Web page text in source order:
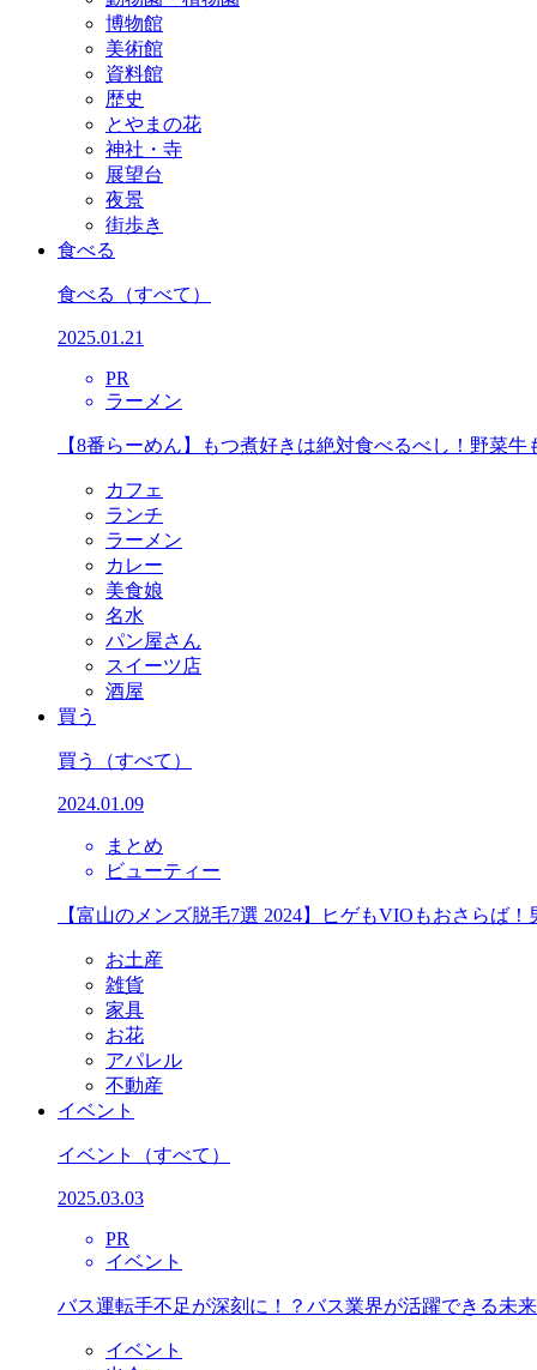
博物館
美術館
資料館
歴史
とやまの花
神社・寺
展望台
夜景
街歩き
食べる
食べる （すべて）
2025.01.21
PR
ラーメン
【8番らーめん】もつ煮好きは絶対食べるべし！野菜
カフェ
ランチ
ラーメン
カレー
美食娘
名水
パン屋さん
スイーツ店
酒屋
買う
買う （すべて）
2024.01.09
まとめ
ビューティー
【富山のメンズ脱毛7選 2024】ヒゲもVIOもおさらば
お土産
雑貨
家具
お花
アパレル
不動産
イベント
イベント （すべて）
2025.03.03
PR
イベント
バス運転手不足が深刻に！？バス業界が活躍できる未
イベント